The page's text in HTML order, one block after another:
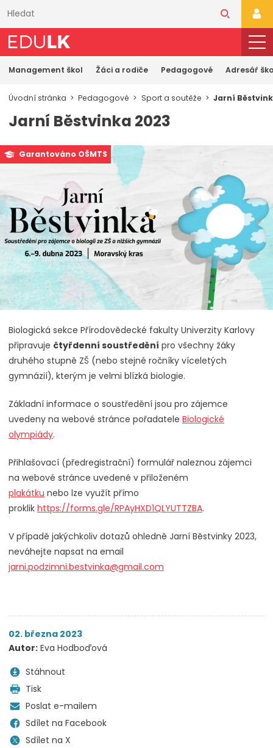
obsahu
Management škol Žáci a rodiče Pedagogové Adresář
Úvodní stránka Pedagogové Sport a soutěže Jarní
Jarní Běstvinka 2023
Garantováno OŠMTS
Biologická sekce Přírodovědecké fakulty Univerzity Karlovy
připravuje čtyřdenní soustředění pro všechny žáky
druhého stupně ZŠ (nebo stejné ročníky víceletých
gymnázií), kterým je velmi blízká biologie.
Základní informace o soustředění jsou pro zájemce
uvedeny na webové stránce pořadatele Biologické
olympiády.
Přihlašovací (předregistrační) formulář naleznou zájemci
na webové stránce uvedené v přiloženém
plakátku nebo lze využít přímo
proklik https://forms.gle/RPAyHXD1QLYUTTZBA.
V případě jakýchkoliv dotazů ohledně Jarní Běstvinky 2023,
neváhejte napsat na email
jarni.podzimni.bestvinka@gmail.com
02. března 2023
Autor: Eva Hodboďová
Stáhnout
Tisk
Poslat e-mailem
Sdílet na Facebook
Sdílet na X